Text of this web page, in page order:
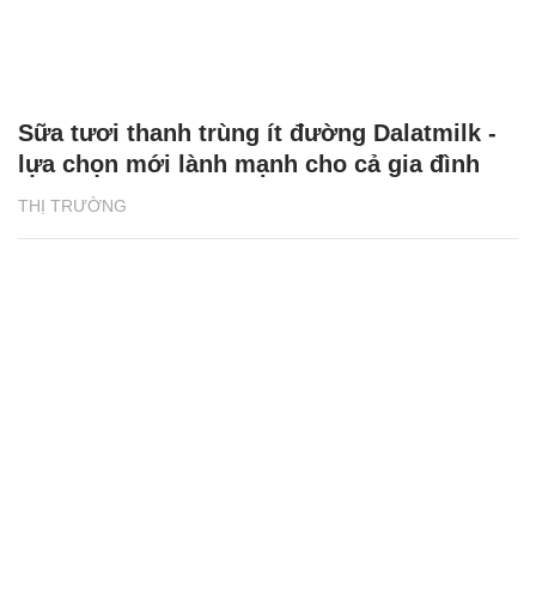
THỊ TRƯỜNG
Sữa tươi thanh trùng ít đường Dalatmilk -
lựa chọn mới lành mạnh cho cả gia đình